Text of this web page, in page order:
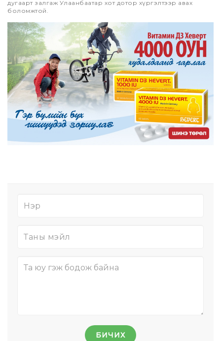
дугаарт залгаж Улаанбаатар хот дотор хүргэлтээр авах
боломжтой.
БИЧИХ